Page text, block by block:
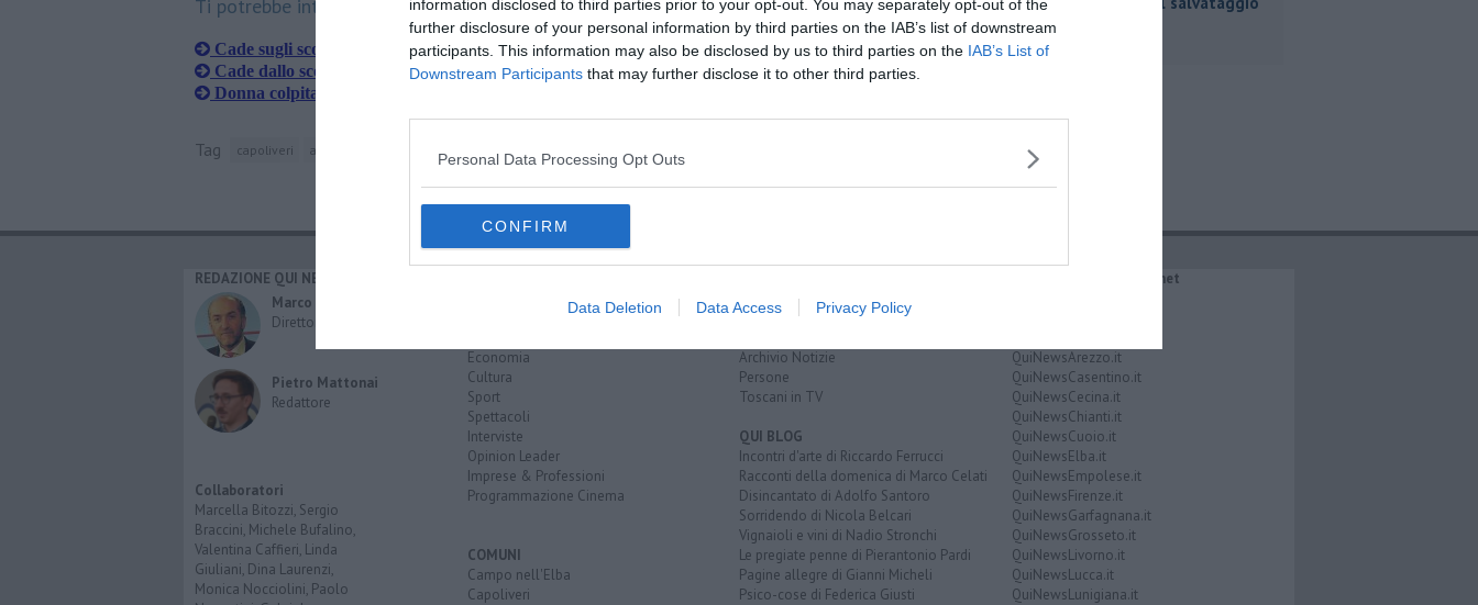
information disclosed to third parties prior to your opt-out. You may separately opt-out of the
further disclosure of your personal information by third parties on the IAB’s list of downstream
participants. This information may also be disclosed by us to third parties on the IAB’s List of
Downstream Participants that may further disclose it to other third parties.
Personal Data Processing Opt Outs
CONFIRM
Data Deletion Data Access Privacy Policy
Ti potrebbe interessare anche:
Cade sugli scogli di Fetovaia
Cade dallo scooter, trasferito in elisoccorso
Donna colpita da infarto, vola Pegaso
Tag capoliveri automedica
REDAZIONE QUI NEWS
Marco Migli
Direttore Responsabile
Pietro Mattonai
Redattore
Collaboratori
Marcella Bitozzi, Sergio
Braccini, Michele Bufalino,
Valentina Caffieri, Linda
Giuliani, Dina Laurenzi,
Monica Nocciolini, Paolo
Economia
Cultura
Sport
Spettacoli
Interviste
Opinion Leader
Imprese & Professioni
Programmazione Cinema
COMUNI
Campo nell'Elba
Capoliveri
Le notizie di oggi
Più Letti della settimana
Archivio Notizie
Persone
Toscani in TV
QUI BLOG
Incontri d'arte di Riccardo Ferrucci
Racconti della domenica di Marco Celati
Disincantato di Adolfo Santoro
Sorridendo di Nicola Belcari
Vignaioli e vini di Nadio Stronchi
Le pregiate penne di Pierantonio Pardi
Pagine allegre di Gianni Micheli
Psico-cose di Federica Giusti
IL NETWORK QuiNews.net
QuiNewsArezzo.it
QuiNewsCasentino.it
QuiNewsCecina.it
QuiNewsChianti.it
QuiNewsCuoio.it
QuiNewsElba.it
QuiNewsEmpolese.it
QuiNewsFirenze.it
QuiNewsGarfagnana.it
QuiNewsGrosseto.it
QuiNewsLivorno.it
QuiNewsLucca.it
QuiNewsLunigiana.it